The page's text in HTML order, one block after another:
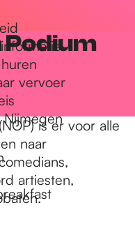
vervoer
Nijmegen
Podium
is er voor alle
naar
artiesten,